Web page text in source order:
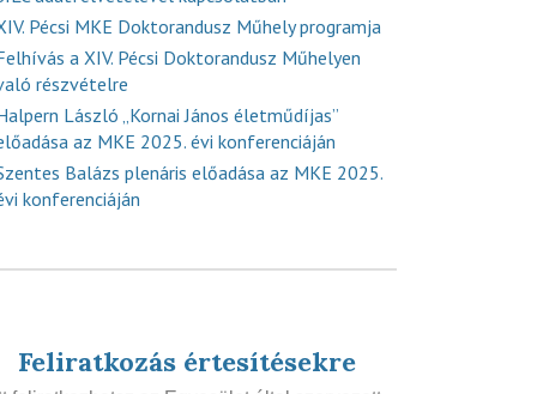
Pécsi MKE Doktorandusz Műhely programja
a XIV. Pécsi Doktorandusz Műhelyen
részvételre
László „Kornai János életműdíjas”
az MKE 2025. évi konferenciáján
Balázs plenáris előadása az MKE 2025.
konferenciáján
Feliratkozás értesítésekre